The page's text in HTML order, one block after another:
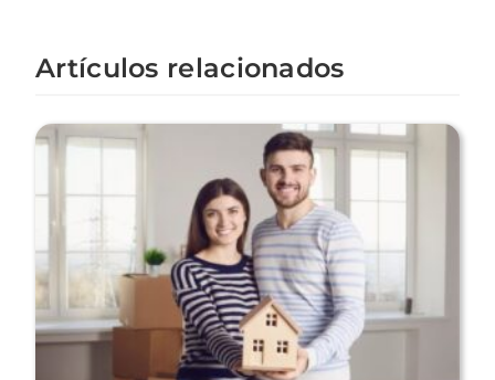
Artículos relacionados